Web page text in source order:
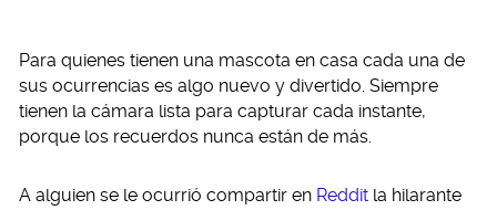
Para quienes tienen una mascota en casa cada una de
sus ocurrencias es algo nuevo y divertido. Siempre
tienen la cámara lista para capturar cada instante,
porque los recuerdos nunca están de más.
A alguien se le ocurrió compartir en Reddit la hilarante